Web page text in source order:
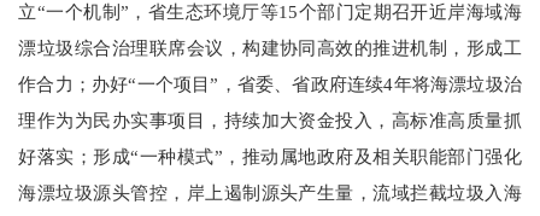
立“一个机制”，省生态环境厅等15个部门定期召开近岸海域海
漂垃圾综合治理联席会议，构建协同高效的推进机制，形成工
作合力；办好“一个项目”，省委、省政府连续4年将海漂垃圾治
理作为为民办实事项目，持续加大资金投入，高标准高质量抓
好落实；形成“一种模式”，推动属地政府及相关职能部门强化
海漂垃圾源头管控，岸上遏制源头产生量，流域拦截垃圾入海